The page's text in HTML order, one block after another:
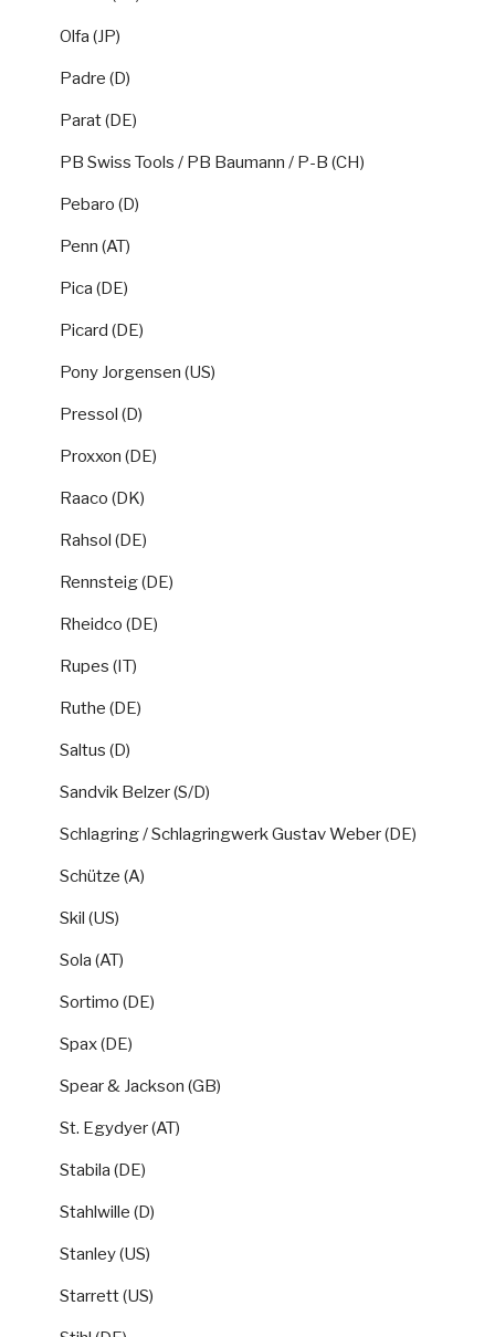
Olfa (JP)
Padre (D)
Parat (DE)
PB Swiss Tools / PB Baumann / P-B (CH)
Pebaro (D)
Penn (AT)
Pica (DE)
Picard (DE)
Pony Jorgensen (US)
Pressol (D)
Proxxon (DE)
Raaco (DK)
Rahsol (DE)
Rennsteig (DE)
Rheidco (DE)
Rupes (IT)
Ruthe (DE)
Saltus (D)
Sandvik Belzer (S/D)
Schlagring / Schlagringwerk Gustav Weber (DE)
Schütze (A)
Skil (US)
Sola (AT)
Sortimo (DE)
Spax (DE)
Spear & Jackson (GB)
St. Egydyer (AT)
Stabila (DE)
Stahlwille (D)
Stanley (US)
Starrett (US)